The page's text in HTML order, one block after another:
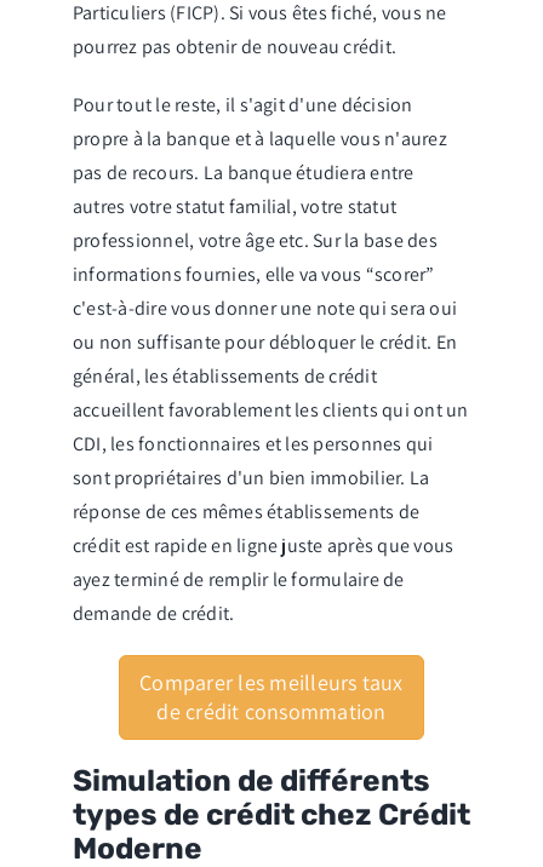
Particuliers (FICP). Si vous êtes fiché, vous ne
pourrez pas obtenir de nouveau crédit.
Pour tout le reste, il s'agit d'une décision
propre à la banque et à laquelle vous n'aurez
pas de recours. La banque étudiera entre
autres votre statut familial, votre statut
professionnel, votre âge etc. Sur la base des
informations fournies, elle va vous “scorer”
c'est-à-dire vous donner une note qui sera oui
ou non suffisante pour débloquer le crédit. En
général, les établissements de crédit
accueillent favorablement les clients qui ont un
CDI, les fonctionnaires et les personnes qui
sont propriétaires d'un bien immobilier. La
réponse de ces mêmes établissements de
crédit est rapide en ligne juste après que vous
ayez terminé de remplir le formulaire de
demande de crédit.
Comparer les meilleurs taux
de crédit consommation
Simulation de différents
types de crédit chez Crédit
Moderne